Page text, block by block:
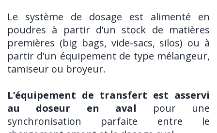
Le système de dosage est alimenté en
poudres à partir d’un stock de matières
premières (big bags, vide-sacs, silos) ou à
partir d’un équipement de type mélangeur,
tamiseur ou broyeur.
L’équipement de transfert est asservi
au doseur en aval pour une
synchronisation parfaite entre le